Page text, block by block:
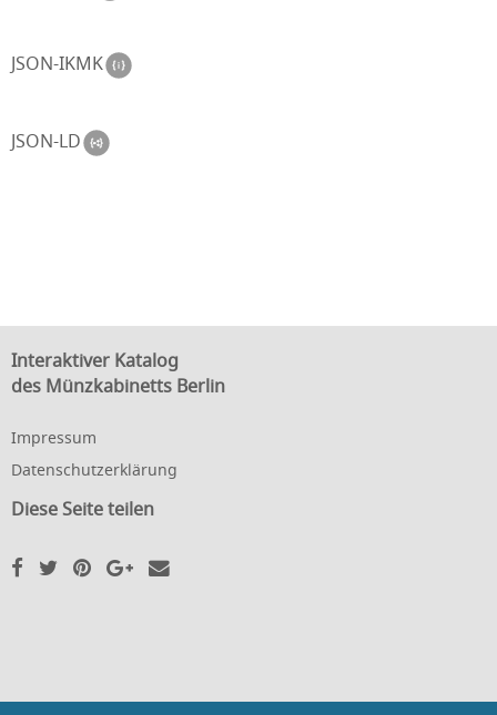
JSON-IKMK
JSON-LD
Interaktiver Katalog
des Münzkabinetts Berlin
Impressum
Datenschutzerklärung
Diese Seite teilen